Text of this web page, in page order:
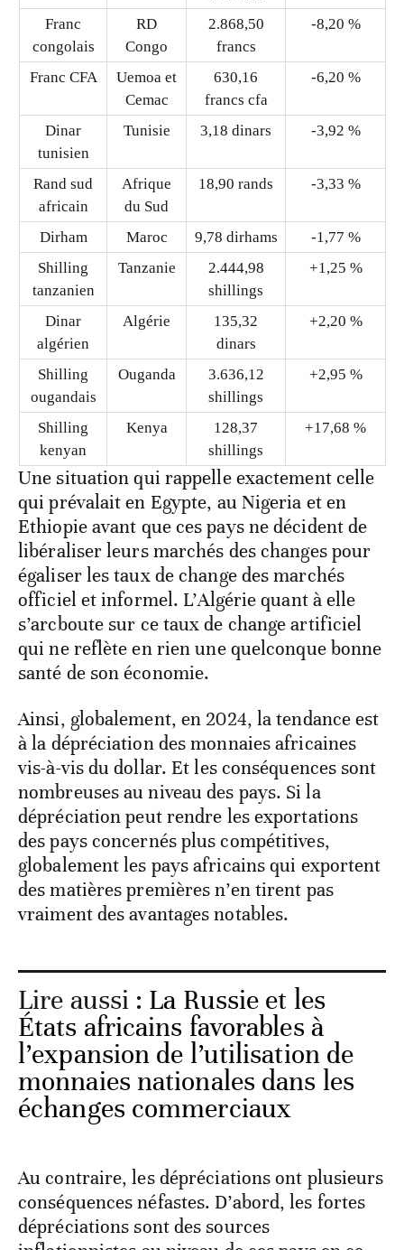
Franc
congolais
RD
Congo
2.868,50
francs
-8,20 %
Franc CFA
Uemoa et
Cemac
630,16
francs cfa
-6,20 %
Dinar
tunisien
Tunisie 3,18 dinars -3,92 %
Rand sud
africain
Afrique
du Sud
18,90 rands -3,33 %
Dirham Maroc 9,78 dirhams
-1,77 %
Shilling
tanzanien
Tanzanie
2.444,98
shillings
+1,25 %
Dinar
algérien
Algérie
135,32
dinars
+2,20 %
Shilling
ougandais
Ouganda
3.636,12
shillings
+2,95 %
Shilling
kenyan
Kenya
128,37
shillings
+17,68 %
Une situation qui rappelle exactement celle
qui prévalait en Egypte, au Nigeria et en
Ethiopie avant que ces pays ne décident de
libéraliser leurs marchés des changes pour
égaliser les taux de change des marchés
officiel et informel. L’Algérie quant à elle
s’arcboute sur ce taux de change artificiel
qui ne reflète en rien une quelconque bonne
santé de son économie.
Ainsi, globalement, en 2024, la tendance est
à la dépréciation des monnaies africaines
vis-à-vis du dollar. Et les conséquences sont
nombreuses au niveau des pays. Si la
dépréciation peut rendre les exportations
des pays concernés plus compétitives,
globalement les pays africains qui exportent
des matières premières n’en tirent pas
vraiment des avantages notables.
Lire aussi : La Russie et les
États africains favorables à
l’expansion de l’utilisation de
monnaies nationales dans les
échanges commerciaux
Au contraire, les dépréciations ont plusieurs
conséquences néfastes. D’abord, les fortes
dépréciations sont des sources